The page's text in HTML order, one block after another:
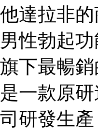
他達拉非
男性勃起
旗下最暢
是一款原
司研發生